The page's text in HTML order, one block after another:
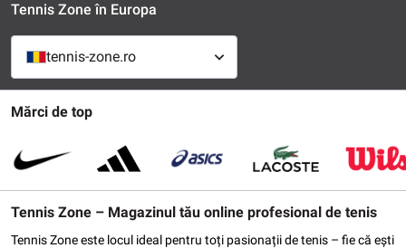
Mărci de top
Tennis Zone – Magazinul tău online profesional de tenis
Tennis Zone este locul ideal pentru toți pasionații de tenis – fie că ești
Tennis Zone în Europa
tennis-zone.ro